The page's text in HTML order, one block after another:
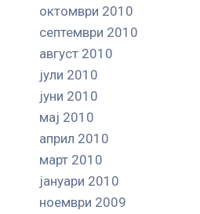
октомври 2010
септември 2010
август 2010
јули 2010
јуни 2010
мај 2010
април 2010
март 2010
јануари 2010
ноември 2009